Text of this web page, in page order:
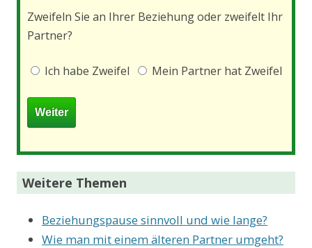
Zweifeln Sie an Ihrer Beziehung oder zweifelt Ihr
Partner?
Ich habe Zweifel Mein Partner hat Zweifel
Weitere Themen
Beziehungspause sinnvoll und wie lange?
Wie man mit einem älteren Partner umgeht?